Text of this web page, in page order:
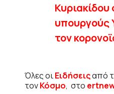
Κυριακίδου
υπουργούς
τον
Όλες οιΕιδήσειςαπό
τονΚόσμο, στο